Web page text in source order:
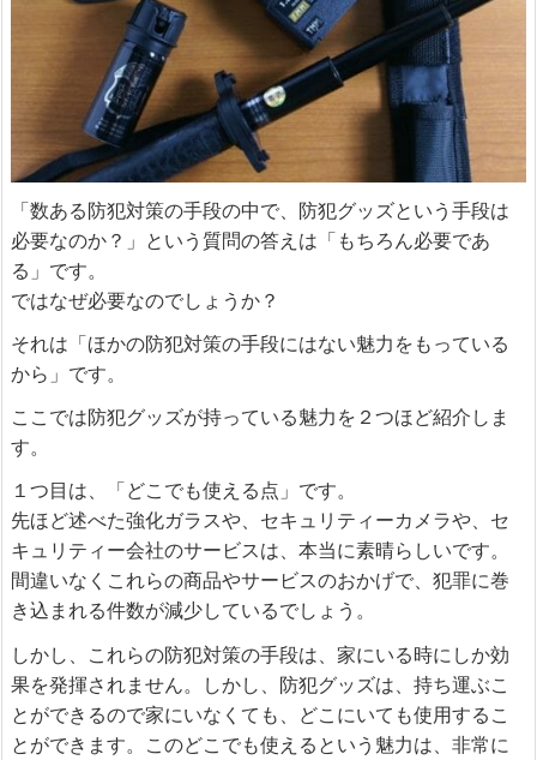
「数ある防犯対策の手段の中で、防犯グッズという手段は
必要なのか？」という質問の答えは「もちろん必要であ
る」です。
ではなぜ必要なのでしょうか？
それは「ほかの防犯対策の手段にはない魅力をもっている
から」です。
ここでは防犯グッズが持っている魅力を２つほど紹介しま
す。
１つ目は、「どこでも使える点」です。
先ほど述べた強化ガラスや、セキュリティーカメラや、セ
キュリティー会社のサービスは、本当に素晴らしいです。
間違いなくこれらの商品やサービスのおかげで、犯罪に巻
き込まれる件数が減少しているでしょう。
しかし、これらの防犯対策の手段は、家にいる時にしか効
果を発揮されません。しかし、防犯グッズは、持ち運ぶこ
とができるので家にいなくても、どこにいても使用するこ
とができます。このどこでも使えるという魅力は、非常に